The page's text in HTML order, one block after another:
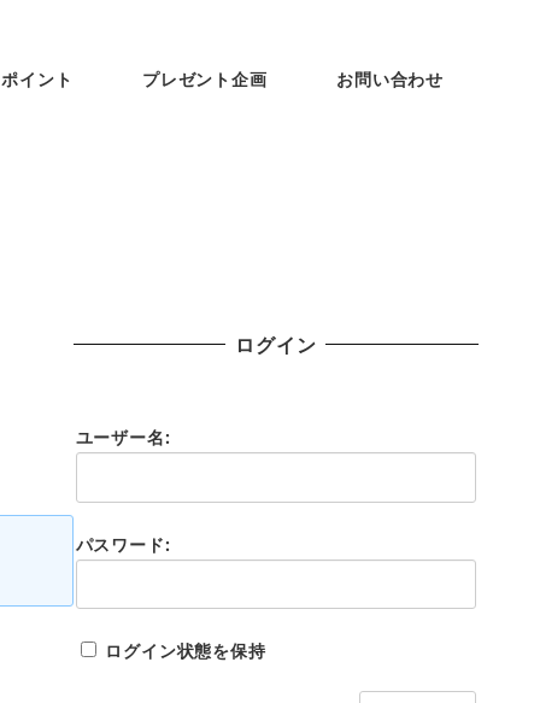
イント プレゼント企画 お問い合わせ
ログイン
ユーザー名:
パスワード:
ログイン状態を保持